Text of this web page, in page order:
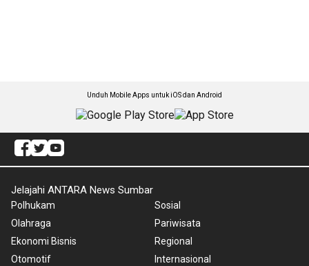
Unduh Mobile Apps untuk iOS dan Android
Jelajahi ANTARA News Sumbar
Polhukam
Olahraga
Ekonomi Bisnis
Otomotif
Sosial
Pariwisata
Regional
Internasional